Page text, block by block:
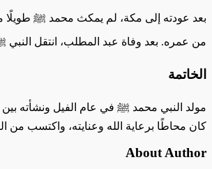
بعد عودته إلى مكة، لم يمكث محمد ﷺ طويلًا
من عمره. بعد وفاة عبد المطلب، انتقل
الخاتمة
مولد النبي محمد ﷺ في عام الفيل ونشأته بين
كان محاطًا برعاية الله وعنايته، واكتسب من
About Author